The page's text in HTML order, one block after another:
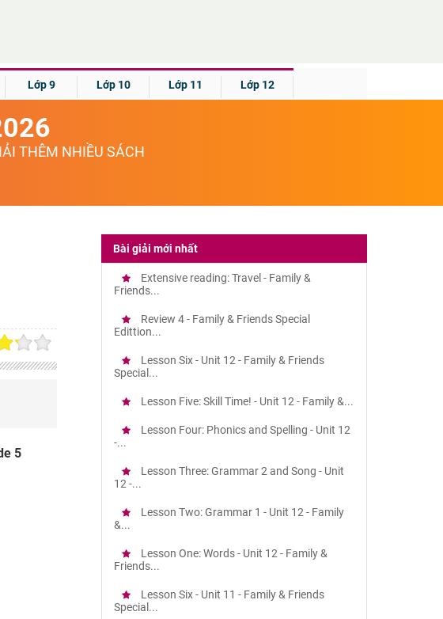
Lớp 9 Lớp 10 Lớp 11 Lớp 12
THÊM NHIỀU SÁCH
5
Bài giải mới nhất
Extensive reading: Travel - Family &
Friends...
Review 4 - Family & Friends Special
Edittion...
Lesson Six - Unit 12 - Family & Friends
Special...
Lesson Five: Skill Time! - Unit 12 - Family &...
Lesson Four: Phonics and Spelling - Unit 12
-...
Lesson Three: Grammar 2 and Song - Unit
12 -...
Lesson Two: Grammar 1 - Unit 12 - Family
&...
Lesson One: Words - Unit 12 - Family &
Friends...
Lesson Six - Unit 11 - Family & Friends
Special...